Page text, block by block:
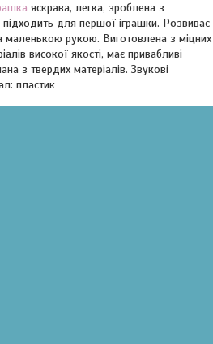
яскрава, легка, зроблена з
для першої іграшки. Розвиває
маленькою рукою. Виготовлена з міцних
високої якості, має привабливі
з твердих матеріалів. Звукові
пластик